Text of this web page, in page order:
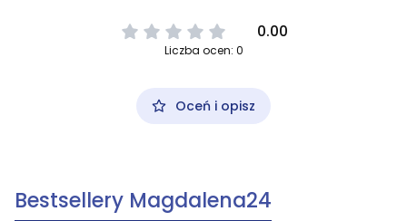
0.00
Liczba ocen: 0
Oceń i opisz
Bestsellery Magdalena24